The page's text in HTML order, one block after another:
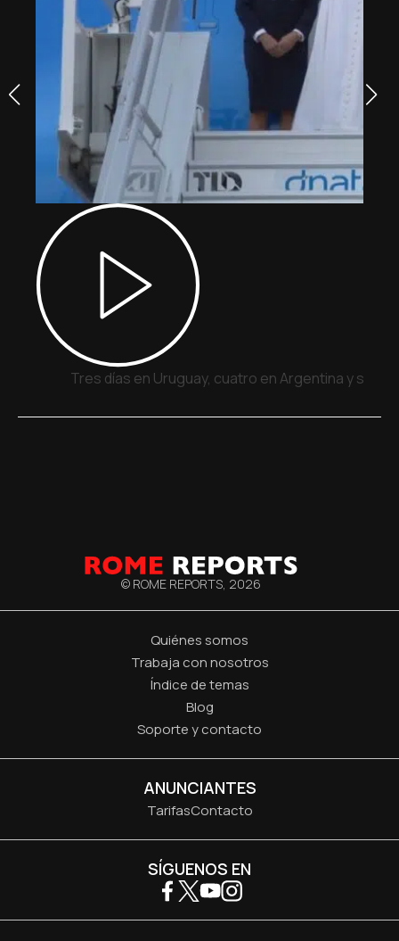
Tres días en Uruguay, cuatro en Argentina y
© ROME REPORTS, 2026
Quiénes somos
Trabaja con nosotros
Índice de temas
Blog
Soporte y contacto
ANUNCIANTES
TarifasContacto
SÍGUENOS EN